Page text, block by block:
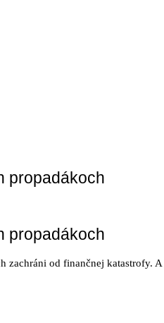
propadákoch
propadákoch
zachráni od finančnej katastrofy.